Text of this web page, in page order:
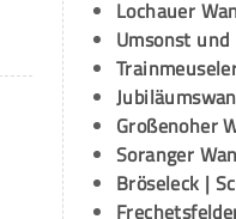
Lochauer
Umsonst
Großenoher
Soranger
Bröseleck |